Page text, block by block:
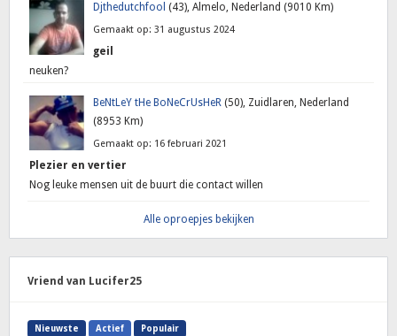
Djthedutchfool (43), Almelo, Nederland (9010 Km)
Gemaakt op: 31 augustus 2024
geil
neuken?
BeNtLeY tHe BoNeCrUsHeR (50), Zuidlaren, Nederland
(8953 Km)
Gemaakt op: 16 februari 2021
Plezier en vertier
Nog leuke mensen uit de buurt die contact willen
Alle oproepjes bekijken
Vriend van Lucifer25
Nieuwste Actief Populair